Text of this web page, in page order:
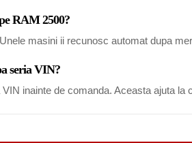
RAM 2500?
masini ii recunosc automat dupa
seria VIN?
inainte de comanda. Aceasta ajuta